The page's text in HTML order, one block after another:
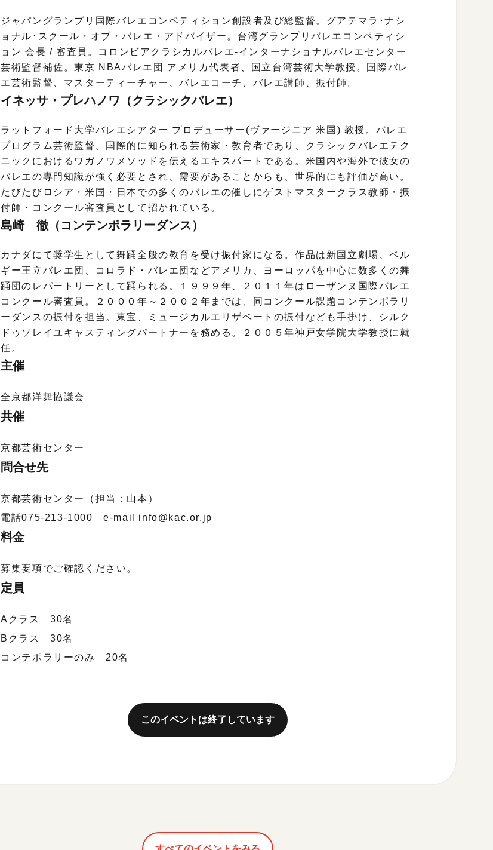
ジャパングランプリ国際バレエコンペティション創設者及び総監督。グアテマラ･ナシ
ョナル･スクール・オブ・バレエ・アドバイザー。台湾グランプリバレエコンペティシ
ョン 会長 / 審査員。コロンビアクラシカルバレエ-インターナショナルバレエセンター
芸術監督補佐。東京 NBAバレエ団 アメリカ代表者、国立台湾芸術大学教授。国際バレ
エ芸術監督、マスターティーチャー、バレエコーチ、バレエ講師、振付師。
イネッサ・プレハノワ（クラシックバレエ）
ラットフォード大学バレエシアター プロデューサー(ヴァージニア 米国) 教授。バレエ
プログラム芸術監督。国際的に知られる芸術家・教育者であり、クラシックバレエテク
ニックにおけるワガノワメソッドを伝えるエキスパートである。米国内や海外で彼女の
バレエの専門知識が強く必要とされ、需要があることからも、世界的にも評価が高い。
たびたびロシア・米国・日本での多くのバレエの催しにゲストマスタークラス教師・振
付師・コンクール審査員として招かれている。
島崎 徹（コンテンポラリーダンス）
カナダにて奨学生として舞踊全般の教育を受け振付家になる。作品は新国立劇場、ベル
ギー王立バレエ団、コロラド・バレエ団などアメリカ、ヨーロッパを中心に数多くの舞
踊団のレパートリーとして踊られる。１９９９年、２０１１年はローザンヌ国際バレエ
コンクール審査員。２０００年～２００２年までは、同コンクール課題コンテンポラリ
ーダンスの振付を担当。東宝、ミュージカルエリザベートの振付なども手掛け、シルク
ドゥソレイユキャスティングパートナーを務める。２００５年神戸女学院大学教授に就
任。
主催
全京都洋舞協議会
共催
京都芸術センター
問合せ先
京都芸術センター（担当：山本）
電話075-213-1000 e-mail info@kac.or.jp
料金
募集要項でご確認ください。
定員
Aクラス 30名
Bクラス 30名
コンテポラリーのみ 20名
このイベントは終了しています